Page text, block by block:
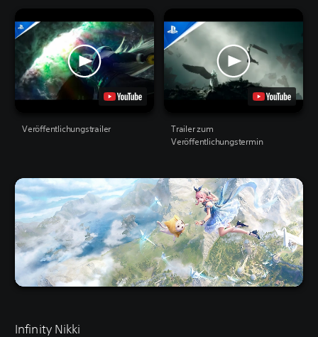
Veröffentlichungstrailer
Trailer zum
Veröffentlichungstermin
Infinity Nikki